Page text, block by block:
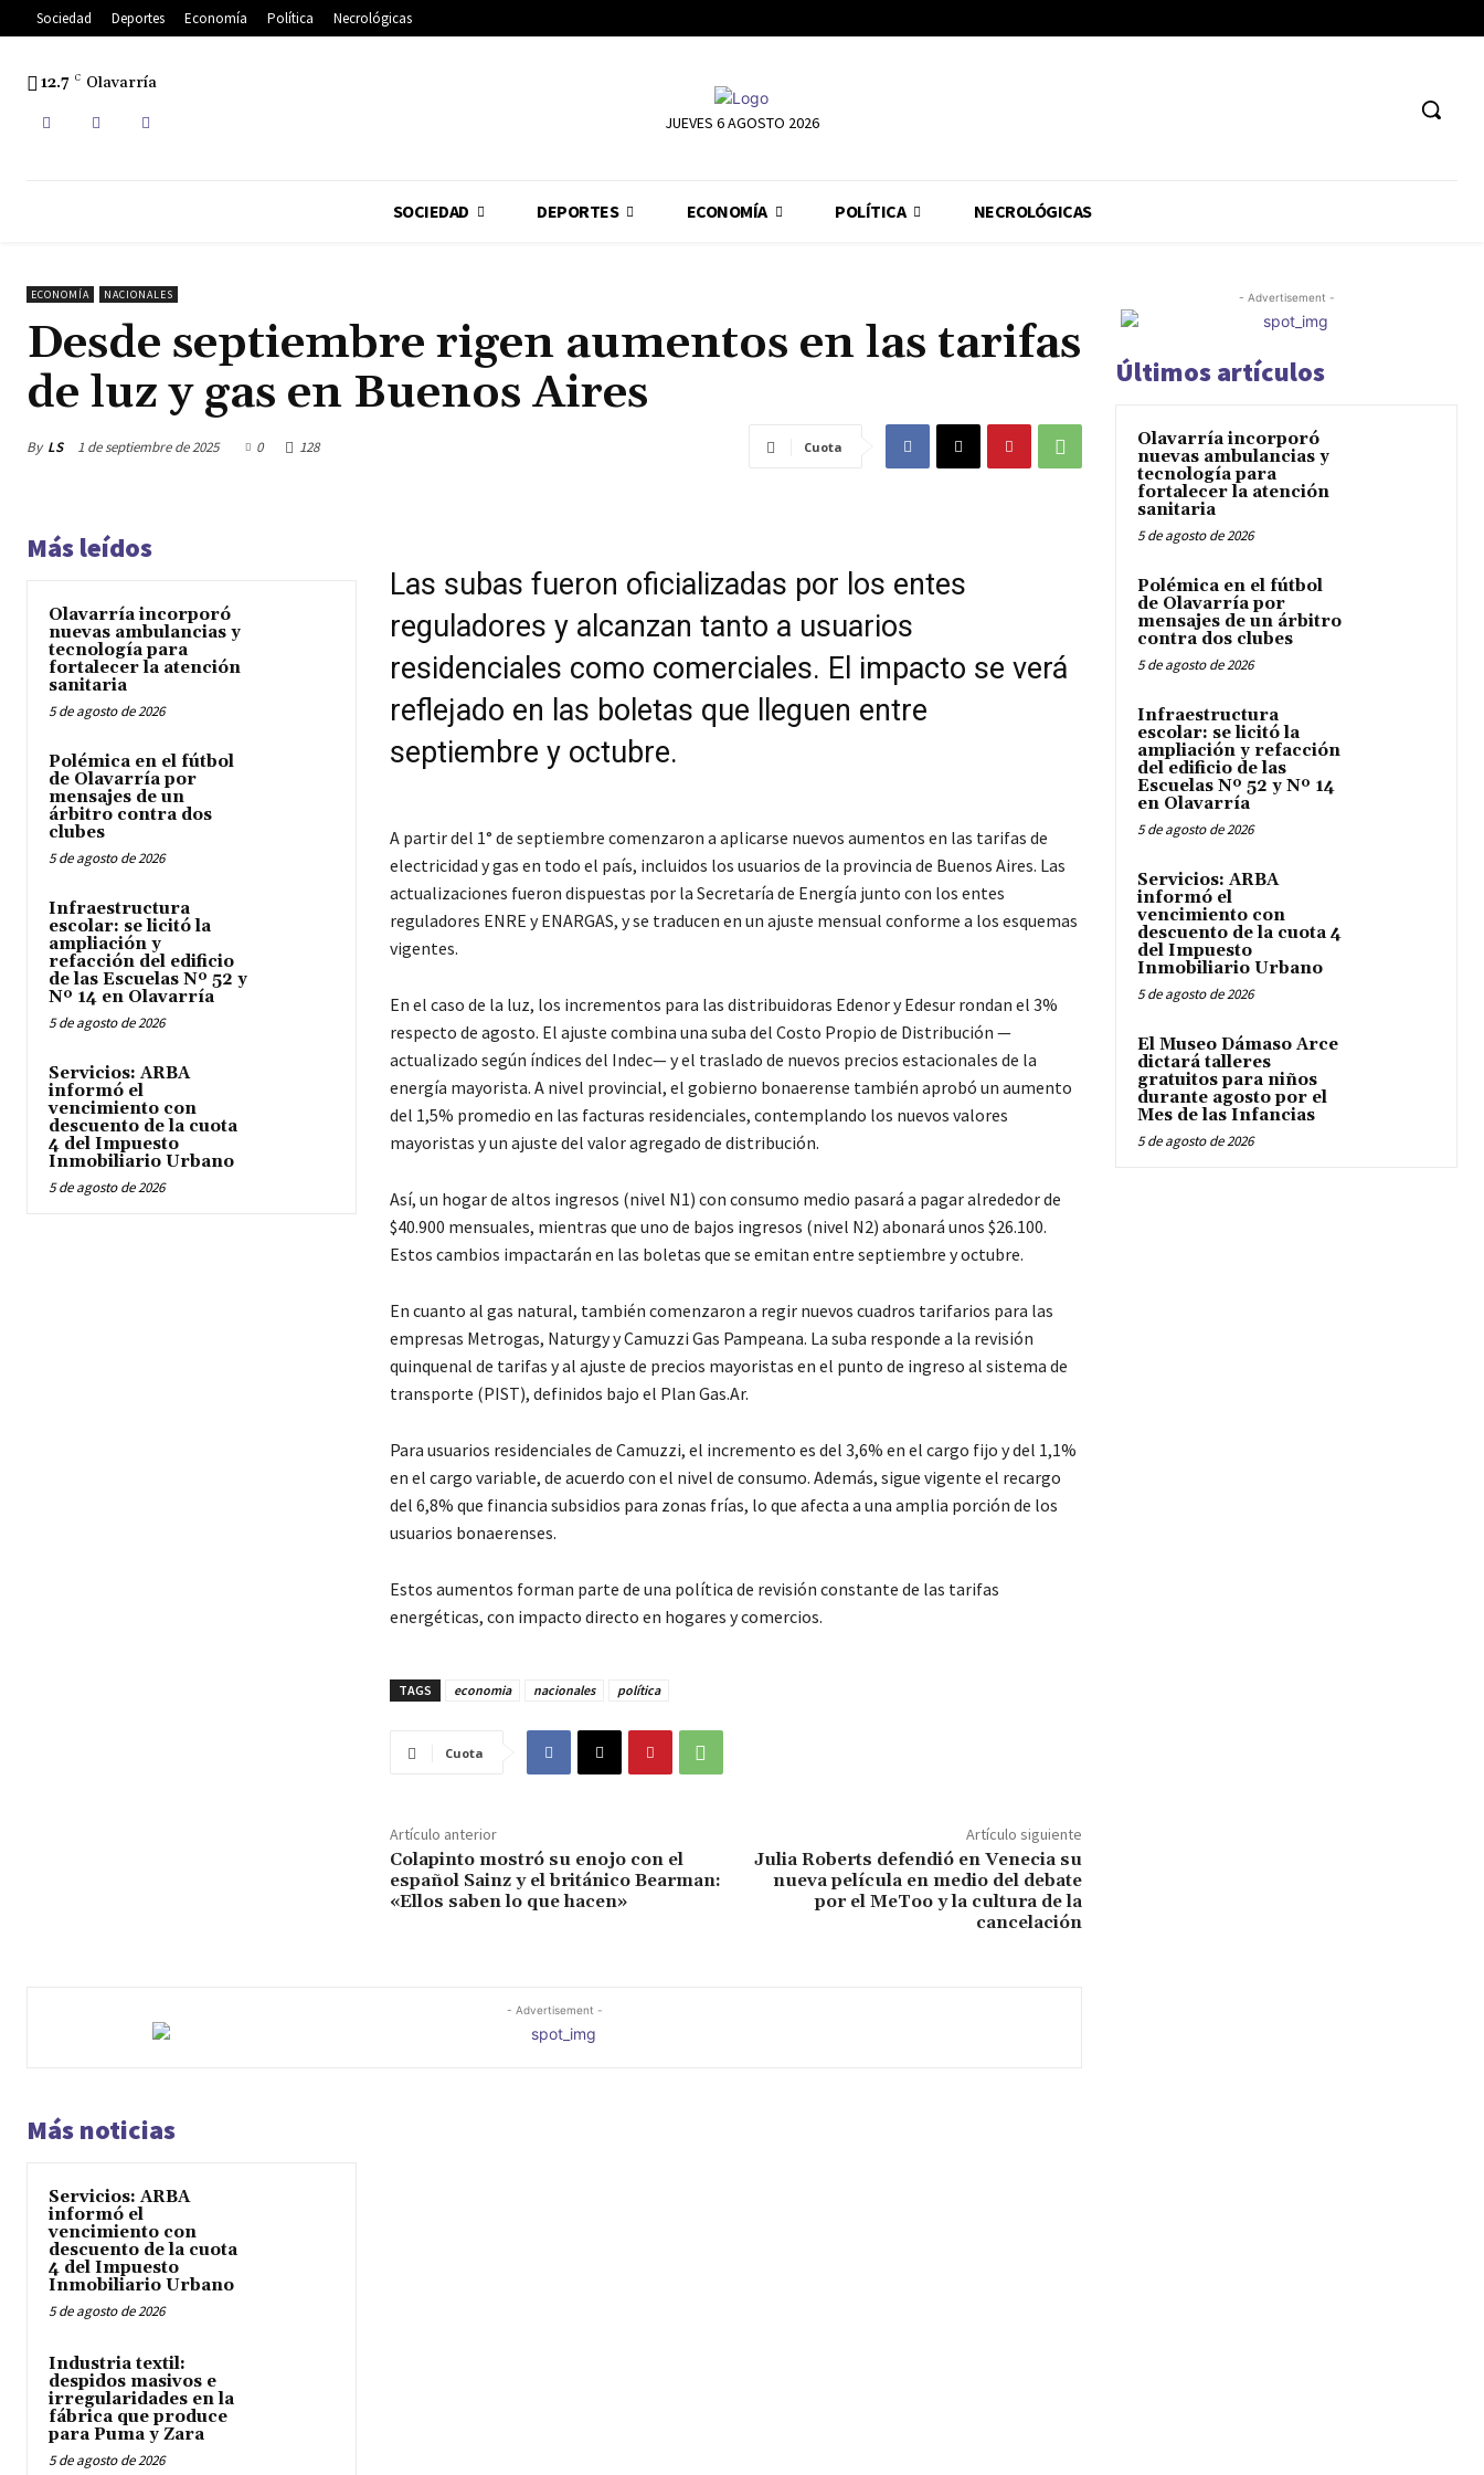
Sociedad Deportes Economía Política Necrológicas
12.7 C Olavarría
JUEVES 6 AGOSTO 2026
SOCIEDAD DEPORTES ECONOMÍA POLÍTICA NECROLÓGICAS
ECONOMÍA NACIONALES
Desde septiembre rigen aumentos en las tarifas
de luz y gas en Buenos Aires
By LS 1 de septiembre de 2025 0 128 Cuota
Más leídos
Olavarría incorporó
nuevas ambulancias y
tecnología para
fortalecer la atención
sanitaria
5 de agosto de 2026
Polémica en el fútbol
de Olavarría por
mensajes de un
árbitro contra dos
clubes
5 de agosto de 2026
Infraestructura
escolar: se licitó la
ampliación y
refacción del edificio
de las Escuelas Nº 52 y
Nº 14 en Olavarría
5 de agosto de 2026
Servicios: ARBA
informó el
vencimiento con
descuento de la cuota
4 del Impuesto
Inmobiliario Urbano
5 de agosto de 2026
Las subas fueron oficializadas por los entes
reguladores y alcanzan tanto a usuarios
residenciales como comerciales. El impacto se verá
reflejado en las boletas que lleguen entre
septiembre y octubre.
A partir del 1° de septiembre comenzaron a aplicarse nuevos aumentos en las tarifas de
electricidad y gas en todo el país, incluidos los usuarios de la provincia de Buenos Aires. Las
actualizaciones fueron dispuestas por la Secretaría de Energía junto con los entes
reguladores ENRE y ENARGAS, y se traducen en un ajuste mensual conforme a los esquemas
vigentes.
En el caso de la luz, los incrementos para las distribuidoras Edenor y Edesur rondan el 3%
respecto de agosto. El ajuste combina una suba del Costo Propio de Distribución —
actualizado según índices del Indec— y el traslado de nuevos precios estacionales de la
energía mayorista. A nivel provincial, el gobierno bonaerense también aprobó un aumento
del 1,5% promedio en las facturas residenciales, contemplando los nuevos valores
mayoristas y un ajuste del valor agregado de distribución.
Así, un hogar de altos ingresos (nivel N1) con consumo medio pasará a pagar alrededor de
$40.900 mensuales, mientras que uno de bajos ingresos (nivel N2) abonará unos $26.100.
Estos cambios impactarán en las boletas que se emitan entre septiembre y octubre.
En cuanto al gas natural, también comenzaron a regir nuevos cuadros tarifarios para las
empresas Metrogas, Naturgy y Camuzzi Gas Pampeana. La suba responde a la revisión
quinquenal de tarifas y al ajuste de precios mayoristas en el punto de ingreso al sistema de
transporte (PIST), definidos bajo el Plan Gas.Ar.
Para usuarios residenciales de Camuzzi, el incremento es del 3,6% en el cargo fijo y del 1,1%
en el cargo variable, de acuerdo con el nivel de consumo. Además, sigue vigente el recargo
del 6,8% que financia subsidios para zonas frías, lo que afecta a una amplia porción de los
usuarios bonaerenses.
Estos aumentos forman parte de una política de revisión constante de las tarifas
energéticas, con impacto directo en hogares y comercios.
TAGS economia nacionales política
Cuota
Artículo anterior
Colapinto mostró su enojo con el
español Sainz y el británico Bearman:
«Ellos saben lo que hacen»
Artículo siguiente
Julia Roberts defendió en Venecia su
nueva película en medio del debate
por el MeToo y la cultura de la
cancelación
- Advertisement -
Más noticias
Servicios: ARBA
informó el
vencimiento con
descuento de la cuota
4 del Impuesto
Inmobiliario Urbano
5 de agosto de 2026
Industria textil:
despidos masivos e
irregularidades en la
fábrica que produce
para Puma y Zara
5 de agosto de 2026
- Advertisement -
Últimos artículos
Olavarría incorporó
nuevas ambulancias y
tecnología para
fortalecer la atención
sanitaria
5 de agosto de 2026
Polémica en el fútbol
de Olavarría por
mensajes de un árbitro
contra dos clubes
5 de agosto de 2026
Infraestructura
escolar: se licitó la
ampliación y refacción
del edificio de las
Escuelas Nº 52 y Nº 14
en Olavarría
5 de agosto de 2026
Servicios: ARBA
informó el
vencimiento con
descuento de la cuota 4
del Impuesto
Inmobiliario Urbano
5 de agosto de 2026
El Museo Dámaso Arce
dictará talleres
gratuitos para niños
durante agosto por el
Mes de las Infancias
5 de agosto de 2026